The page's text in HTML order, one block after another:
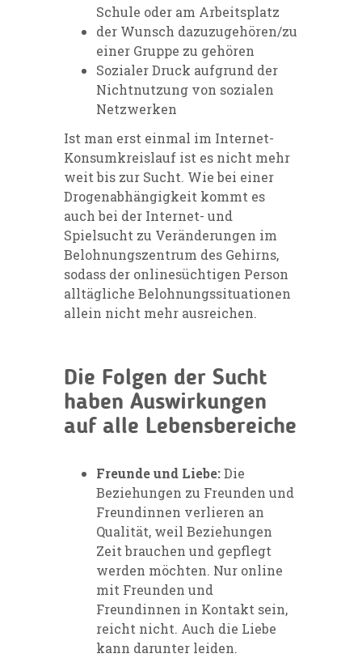
Schule oder am Arbeitsplatz
der Wunsch dazuzugehören/zu
einer Gruppe zu gehören
Sozialer Druck aufgrund der
Nichtnutzung von sozialen
Netzwerken
Ist man erst einmal im Internet-
Konsumkreislauf ist es nicht mehr
weit bis zur Sucht. Wie bei einer
Drogenabhängigkeit kommt es
auch bei der Internet- und
Spielsucht zu Veränderungen im
Belohnungszentrum des Gehirns,
sodass der onlinesüchtigen Person
alltägliche Belohnungssituationen
allein nicht mehr ausreichen.
Die Folgen der Sucht
haben Auswirkungen
auf alle Lebensbereiche
Freunde und Liebe:Die
Beziehungen zu Freunden und
Freundinnen verlieren an
Qualität, weil Beziehungen
Zeit brauchen und gepflegt
werden möchten. Nur online
mit Freunden und
Freundinnen in Kontakt sein,
reicht nicht. Auch die Liebe
kann darunter leiden.